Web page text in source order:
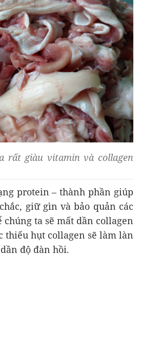
rất giàu vitamin và collagen
protein – thành phần giúp
giữ gìn và bảo quản các
ta sẽ mất dần collagen
thiếu hụt collagen sẽ làm làn
độ đàn hồi.